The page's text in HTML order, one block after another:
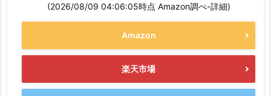
(2026/08/09 04:06:05時点 Amazon調べ-詳細)
Amazon
楽天市場